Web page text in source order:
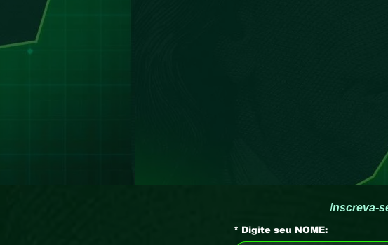
I
* Digite seu NOME: